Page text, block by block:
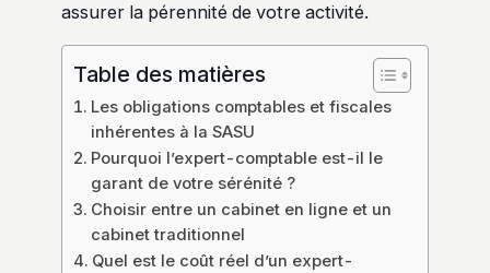
assurer la pérennité de votre activité.
Table des matières
Les obligations comptables et fiscales
inhérentes à la SASU
Pourquoi l’expert-comptable est-il le
garant de votre sérénité ?
Choisir entre un cabinet en ligne et un
cabinet traditionnel
Quel est le coût réel d’un expert-